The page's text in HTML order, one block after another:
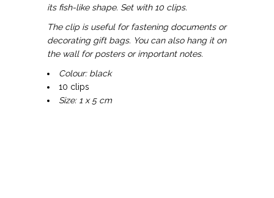
its fish-like shape. Set with 10 clips.
The clip is useful for fastening documents or
decorating gift bags. You can also hang it on
the wall for posters or important notes.
Colour: black
10 clips
Size: 1 x 5 cm